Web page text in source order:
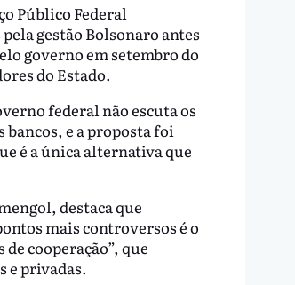
Público Federal
gestão Bolsonaro antes
governo em setembro do
do Estado.
federal não escuta os
bancos, e a proposta foi
é a única alternativa que
destaca que
mais controversos é o
cooperação”, que
e privadas.